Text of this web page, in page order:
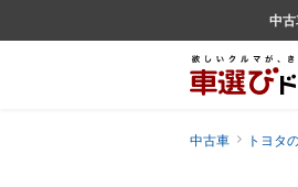
中
中古車 トヨタ